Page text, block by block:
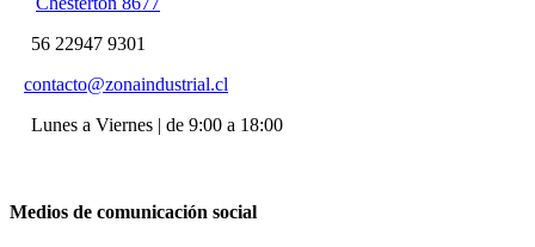
56 22947 9301
contacto@zonaindustrial.cl
Lunes a Viernes | de 9:00 a 18:00
Medios de comunicación social